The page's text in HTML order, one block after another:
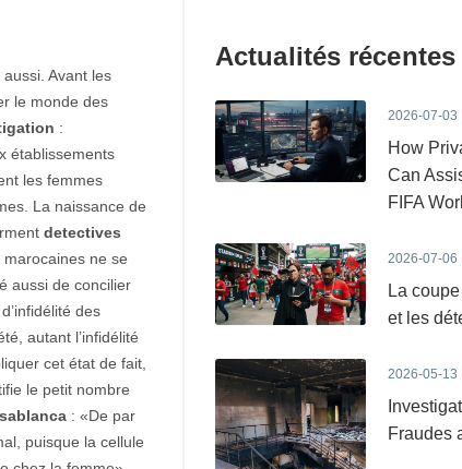
Avant les
le monde des
:
établissements
les femmes
La naissance de
detectives
ne se
aussi de concilier
des
autant l’infidélité
cet état de fait,
le petit nombre
: «De par
puisque la cellule
Actualités récentes
2026-07-03
How
Can
FIFA
2026-07-06
La
et les
2026-05-13
Fraudes